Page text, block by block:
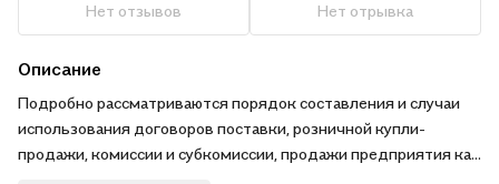
Нет отзывов Нет отрывка
Описание
Подробно рассматриваются порядок составления и случаи
использования договоров поставки, розничной купли-
продажи, комиссии и субкомиссии, продажи предприятия как